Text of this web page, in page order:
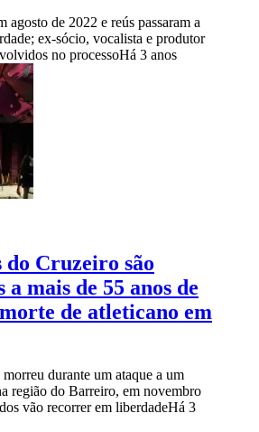
agosto de 2022 e reús passaram a
ex-sócio, vocalista e produtor
no processoHá 3 anos
do Cruzeiro são
a mais de 55 anos de
de atleticano em
durante um ataque a um
região do Barreiro, em novembro
vão recorrer em liberdadeHá 3